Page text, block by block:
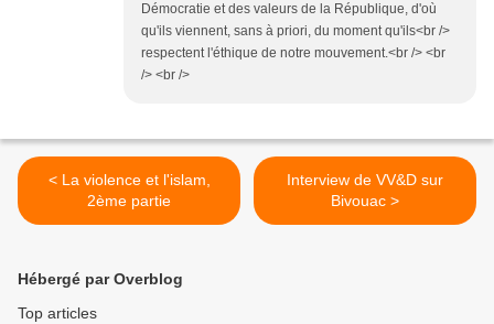
Démocratie et des valeurs de la République, d'où
qu'ils viennent, sans à priori, du moment qu'ils<br />
respectent l'éthique de notre mouvement.<br /> <br
/> <br />
< La violence et l'islam,
2ème partie
Interview de VV&D sur
Bivouac >
Hébergé par Overblog
Top articles